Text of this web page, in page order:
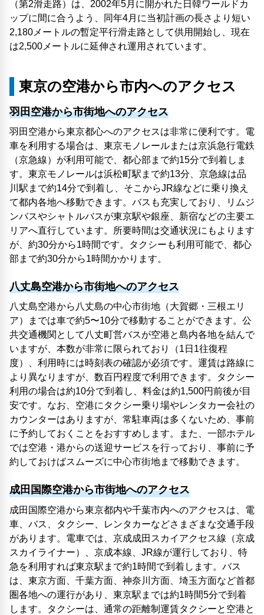
（第2滑走路）は、2002年5月に開かれた日韓ワールドカ
ップに間に合うよう、同年4月に当初計画の長さより短い
2,180メートルの暫定平行滑走路として供用開始し、現在
は2,500メートルに延伸され運用されています。
東京の空港から市内へのアクセス
羽田空港から市街地へのアクセス
羽田空港から東京都心へのアクセスは非常に便利です。電
車を利用する場合は、東京モノレールまたは京浜急行電鉄
（京急線）が利用可能で、都心部まで約15分で到着しま
す。東京モノレールは浜松町駅まで約13分、京急線は品
川駅まで約14分で到着し、そこからJR線などに乗り換え
て都内各地へ移動できます。バスも充実しており、リムジ
ンバスやシャトルバスが東京駅や銀座、新宿などの主要エ
リアへ直行しています。所要時間は交通状況にもよります
が、約30分から1時間です。タクシーも利用可能で、都心
部まで約30分から1時間かかります。
八丈島空港から市街地へのアクセス
八丈島空港から八丈島の中心市街地（大賀郷・三根エリ
ア）までは車で約5〜10分で移動することができます。公
共交通機関として八丈町営バスが空港と島内各地を結んで
いますが、本数が非常に限られており（1日1往復程
度）、利用時には時刻表の確認が必須です。運賃は路線に
より異なりますが、数百円程度で利用できます。タクシー
利用の場合は約10分で到着し、料金は約1,500円前後が目
安です。なお、空港にタクシー乗り場やレンタカー会社の
カウンターはありますが、常駐車両は多くないため、事前
に予約しておくことをおすすめします。また、一部ホテル
では空港・港からの送迎サービスを行っており、事前に予
約しておけばスムーズに中心市街地まで移動できます。
成田国際空港から市街地へのアクセス
成田国際空港から東京都内や千葉市内へのアクセスは、電
車、バス、タクシー、レンタカーなどさまざまな交通手段
があります。電車では、京成成田スカイアクセス線（京成
スカイライナー）、京成本線、JR線が運行しており、特
急を利用すれば東京駅まで約1時間で到着します。バス
は、東京方面、千葉方面、神奈川方面、埼玉方面など首都
圏各地への運行があり、東京駅までは約1時間5分で到着
します。タクシーは、通常の距離制運賃タクシーと空港と